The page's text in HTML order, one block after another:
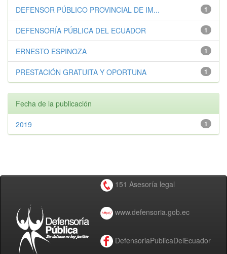
1
DEFENSOR PÚBLICO PROVINCIAL DE IM...
1
DEFENSORÍA PÚBLICA DEL ECUADOR
1
ERNESTO ESPINOZA
1
PRESTACIÓN GRATUITA Y OPORTUNA
Fecha de la publicación
1
2019
151 Asesoría legal
www.defensoria.gob.ec
DefensoriaPublicaDelEcuador